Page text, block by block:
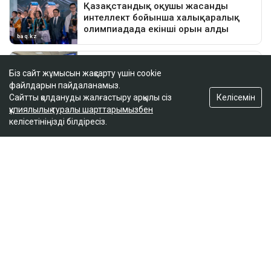
Біз сайт жұмысын жақсарту үшін cookie
файлдарын пайдаланамыз.
Сайтты қолдануды жалғастыру арқылы сіз
құпиялылық туралы шарттарымызбен
келісетініңізді білдіресіз.
Келісемін